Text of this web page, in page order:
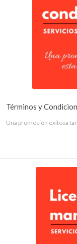
Términos y
Una promoción exitosa